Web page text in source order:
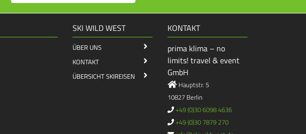
SKI WILD WEST
ÜBER UNS
KONTAKT
ÜBERSICHT SKIREISEN
KONTAKT
prima klima – no
limits! travel & event
GmbH
Hauptstr. 5
10827 Berlin
+49 (0)30 6098 4636
+49 (0)30 7879 270